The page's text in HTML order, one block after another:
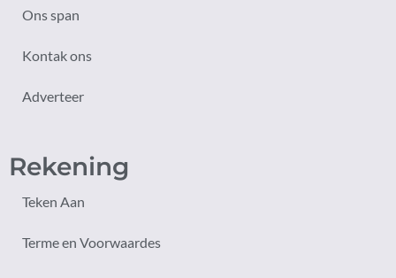
Ons span
Kontak ons
Adverteer
Rekening
Teken Aan
Terme en Voorwaardes